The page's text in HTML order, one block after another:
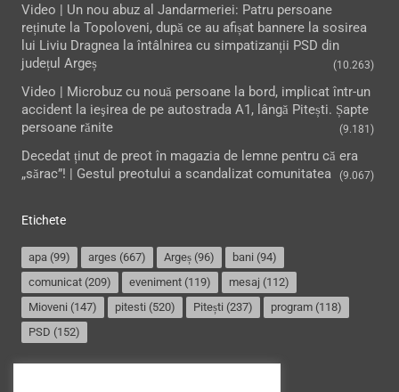
Video | Un nou abuz al Jandarmeriei: Patru persoane
reținute la Topoloveni, după ce au afișat bannere la sosirea
lui Liviu Dragnea la întâlnirea cu simpatizanții PSD din
județul Argeș
(10.263)
Video | Microbuz cu nouă persoane la bord, implicat într-un
accident la ieşirea de pe autostrada A1, lângă Pitești. Șapte
persoane rănite
(9.181)
Decedat ținut de preot în magazia de lemne pentru că era
„sărac”! | Gestul preotului a scandalizat comunitatea
(9.067)
Etichete
apa (99) arges (667) Argeș (96) bani (94)
comunicat (209) eveniment (119) mesaj (112)
Mioveni (147) pitesti (520) Pitești (237) program (118)
PSD (152)